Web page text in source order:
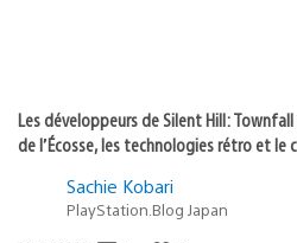
Les développeurs de Silent Hill:
de l’Écosse, les technologies rétro et le
Sachie Kobari
PlayStation.Blog Japan